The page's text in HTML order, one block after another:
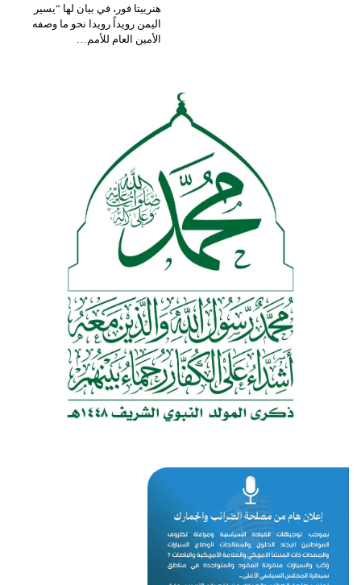
هنرييتا فور، في بيان لها “يسير
اليمن رويداً رويدا نحو ما وصفه
الأمين العام للأمم…